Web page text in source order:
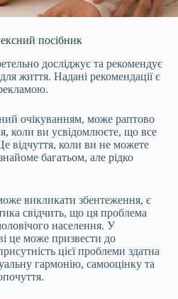
посібник
досліджує та рекомендує
життя. Надані рекомендації є
очікуванням, може раптово
коли ви усвідомлюєте, що все
відчуття, коли ви не можете
багатьом, але рідко
викликати збентеження, є
свідчить, що ця проблема
населення. У
це може призвести до
цієї проблеми здатна
гармонію, самооцінку та